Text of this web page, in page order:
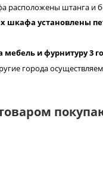
расположены штанга и
шкафа установлены
мебель и фурнитуру 3
города